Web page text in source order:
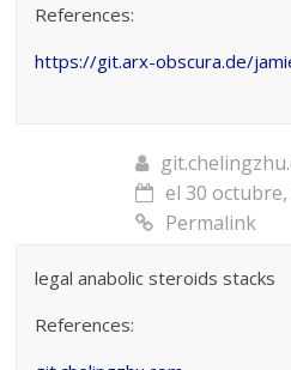
References:
https://git.arx-obscura.de/
el 30 octubre,
Permalink
legal anabolic steroids stacks
References: